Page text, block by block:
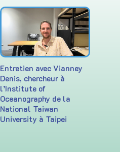
Entretien avec Vianney
Denis, chercheur à
l’Institute of
Oceanography de la
National Taiwan
University à Taipei